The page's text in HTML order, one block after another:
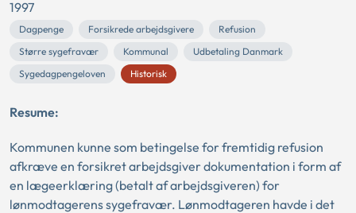
1997
Dagpenge Forsikrede arbejdsgivere
Refusion
Større sygefravær
Kommunal
Udbetaling Danmark
Sygedagpengeloven
Historisk
Resume:
Kommunen kunne som betingelse for fremtidig refusion
afkræve en forsikret arbejdsgiver dokumentation i form af
en lægeerklæring (betalt af arbejdsgiveren) for
lønmodtagerens sygefravær. Lønmodtageren havde i det